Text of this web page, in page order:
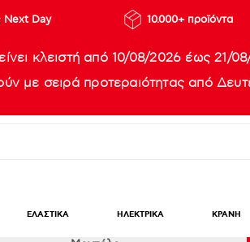
Next Day 10.000+ προϊόντα
κλειστή από 10/08/2026 έως 21/
με σειρά προτεραιότητας από
ΕΛΑΣΤΙΚΑ ΗΛΕΚΤΡΙΚΑ ΚΡΑΝΗ